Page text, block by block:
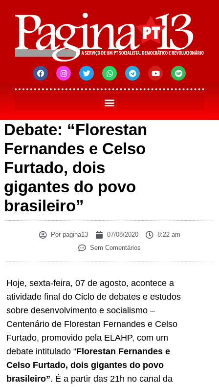
Debate: “Florestan
Fernandes e Celso
Furtado, dois
gigantes do povo
brasileiro”
Porpagina13 07/08/2020
8:22 am
Sem Comentários
Hoje, sexta-feira, 07 de agosto, acontece a
atividade final do Ciclo de debates e estudos
sobre desenvolvimento e socialismo –
Centenário de Florestan Fernandes e Celso
Furtado, promovido pela ELAHP, com um
debate intitulado “Florestan Fernandes e
Celso Furtado, dois gigantes do povo
brasileiro”. É a partir das 21h no canal da